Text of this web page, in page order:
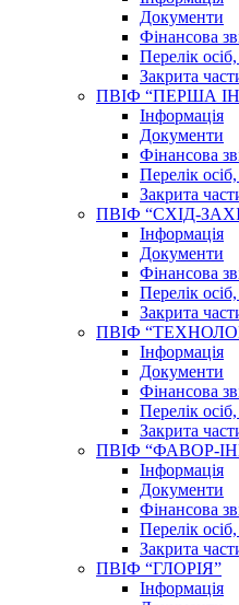
Документи
Фінансова
Перелік
Закрита
ПВІФ “ПЕРША
Інформація
Документи
Фінансова
Перелік
Закрита
ПВІФ “СХІД-
Інформація
Документи
Фінансова
Перелік
Закрита
ПВІФ
Інформація
Документи
Фінансова
Перелік
Закрита
ПВІФ “ФАВОР-
Інформація
Документи
Фінансова
Перелік
Закрита
ПВІФ “ГЛОРІЯ”
Інформація